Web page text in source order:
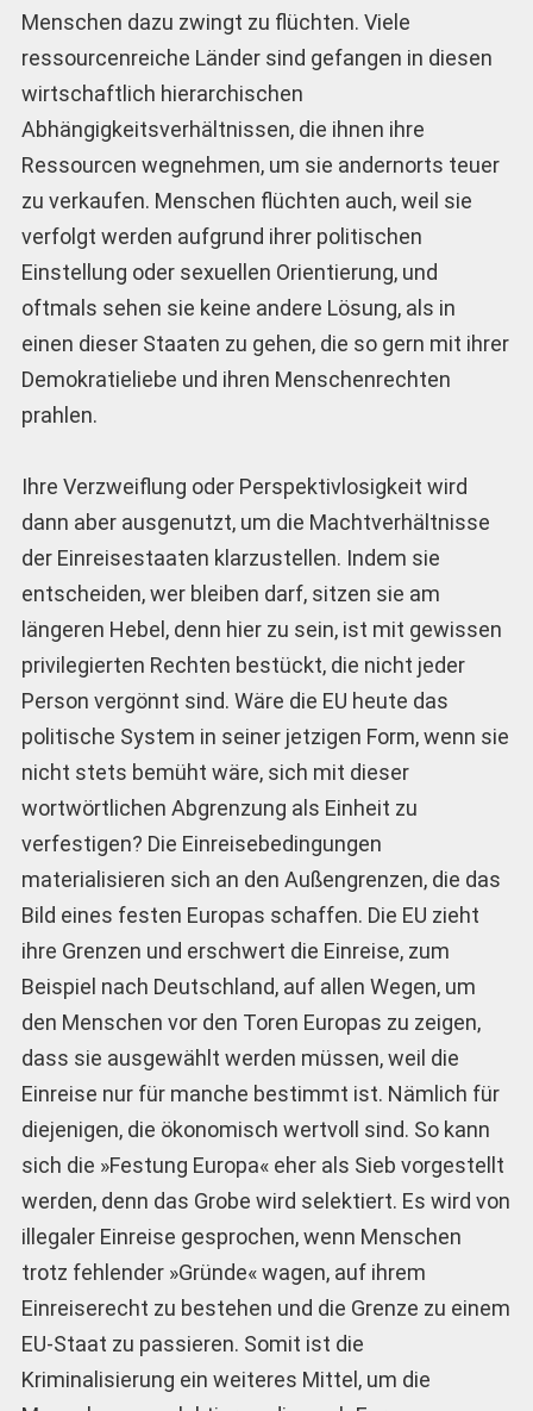
Menschen dazu zwingt zu flüchten. Viele
ressourcenreiche Länder sind gefangen in diesen
wirtschaftlich hierarchischen
Abhängigkeitsverhältnissen, die ihnen ihre
Ressourcen wegnehmen, um sie andernorts teuer
zu verkaufen. Menschen flüchten auch, weil sie
verfolgt werden aufgrund ihrer politischen
Einstellung oder sexuellen Orientierung, und
oftmals sehen sie keine andere Lösung, als in
einen dieser Staaten zu gehen, die so gern mit ihrer
Demokratieliebe und ihren Menschenrechten
prahlen.
Ihre Verzweiflung oder Perspektivlosigkeit wird
dann aber ausgenutzt, um die Machtverhältnisse
der Einreisestaaten klarzustellen. Indem sie
entscheiden, wer bleiben darf, sitzen sie am
längeren Hebel, denn hier zu sein, ist mit gewissen
privilegierten Rechten bestückt, die nicht jeder
Person vergönnt sind. Wäre die EU heute das
politische System in seiner jetzigen Form, wenn sie
nicht stets bemüht wäre, sich mit dieser
wortwörtlichen Abgrenzung als Einheit zu
verfestigen? Die Einreisebedingungen
materialisieren sich an den Außengrenzen, die das
Bild eines festen Europas schaffen. Die EU zieht
ihre Grenzen und erschwert die Einreise, zum
Beispiel nach Deutschland, auf allen Wegen, um
den Menschen vor den Toren Europas zu zeigen,
dass sie ausgewählt werden müssen, weil die
Einreise nur für manche bestimmt ist. Nämlich für
diejenigen, die ökonomisch wertvoll sind. So kann
sich die »Festung Europa« eher als Sieb vorgestellt
werden, denn das Grobe wird selektiert. Es wird von
illegaler Einreise gesprochen, wenn Menschen
trotz fehlender »Gründe« wagen, auf ihrem
Einreiserecht zu bestehen und die Grenze zu einem
EU-Staat zu passieren. Somit ist die
Kriminalisierung ein weiteres Mittel, um die